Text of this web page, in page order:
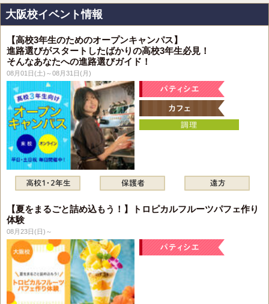
大阪校イベント情報
【高校3年生のためのオープンキャンパス】
進路選びがスタートしたばかりの高校3年生必見！
そんなあなたへの進路選びガイド！
08月01日(土)～08月31日(月)
【夏をまるごと詰め込もう！】トロピカルフルーツパフェ作り
体験
08月23日(日)～